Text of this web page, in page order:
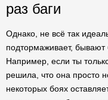
раз баги
Однако, не всё так
подтормаживает, бывают
Например, если ты
решила, что она просто
некоторых боях